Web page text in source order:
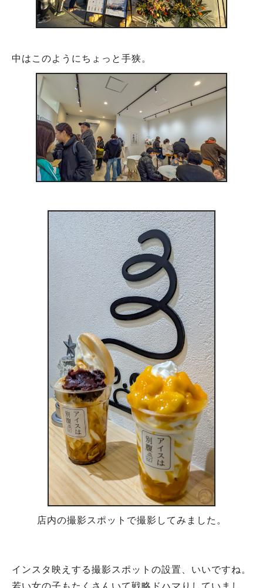
中はこのようにちょっと手狭。
店内の撮影スポットで撮影してみました。
インスタ映えする撮影スポットの設置、いいですね。
若い女の子もたくさんいて戦略ドハマりしていまし